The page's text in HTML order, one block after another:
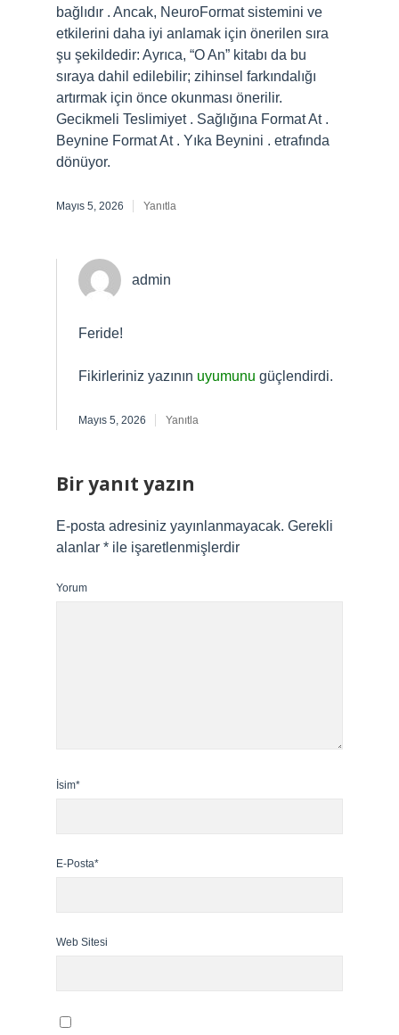
bağlıdır . Ancak, NeuroFormat sistemini ve
etkilerini daha iyi anlamak için önerilen sıra
şu şekildedir: Ayrıca, “O An” kitabı da bu
sıraya dahil edilebilir; zihinsel farkındalığı
artırmak için önce okunması önerilir.
Gecikmeli Teslimiyet . Sağlığına Format At .
Beynine Format At . Yıka Beynini . etrafında
dönüyor.
Mayıs 5, 2026 Yanıtla
admin
Feride!
Fikirleriniz yazının uyumunu güçlendirdi.
Mayıs 5, 2026 Yanıtla
Bir yanıt yazın
E-posta adresiniz yayınlanmayacak. Gerekli
alanlar * ile işaretlenmişlerdir
Yorum
İsim*
E-Posta*
Web Sitesi